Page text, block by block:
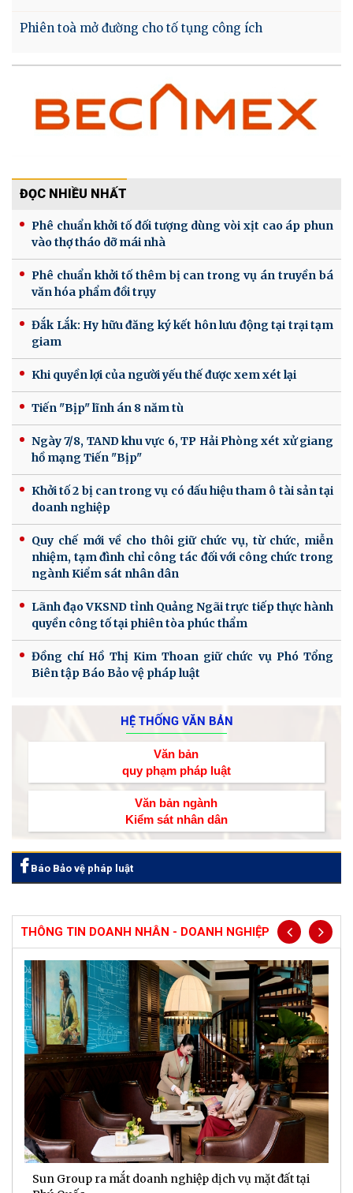
Phiên toà mở đường cho tố tụng công ích
ĐỌC NHIỀU NHẤT
Phê chuẩn khởi tố đối tượng dùng vòi xịt cao áp phun
vào thợ tháo dỡ mái nhà
Phê chuẩn khởi tố thêm bị can trong vụ án truyền bá
văn hóa phẩm đồi trụy
Đắk Lắk: Hy hữu đăng ký kết hôn lưu động tại trại tạm
giam
Khi quyền lợi của người yếu thế được xem xét lại
Tiến "Bịp" lĩnh án 8 năm tù
Ngày 7/8, TAND khu vực 6, TP Hải Phòng xét xử giang
hồ mạng Tiến "Bịp"
Khởi tố 2 bị can trong vụ có dấu hiệu tham ô tài sản tại
doanh nghiệp
Quy chế mới về cho thôi giữ chức vụ, từ chức, miễn
nhiệm, tạm đình chỉ công tác đối với công chức trong
ngành Kiểm sát nhân dân
Lãnh đạo VKSND tỉnh Quảng Ngãi trực tiếp thực hành
quyền công tố tại phiên tòa phúc thẩm
Đồng chí Hồ Thị Kim Thoan giữ chức vụ Phó Tổng
Biên tập Báo Bảo vệ pháp luật
HỆ THỐNG VĂN BẢN
Văn bản
quy phạm pháp luật
Văn bản ngành
Kiểm sát nhân dân
Báo Bảo vệ pháp luật
THÔNG TIN DOANH NHÂN - DOANH NGHIỆP
Sun Group ra mắt doanh nghiệp dịch vụ mặt đất tại